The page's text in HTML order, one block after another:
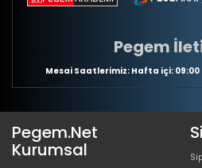
Pegem
Mesai Saatlerimiz: Hafta içi: 09:00
Pegem.Net
Kurumsal